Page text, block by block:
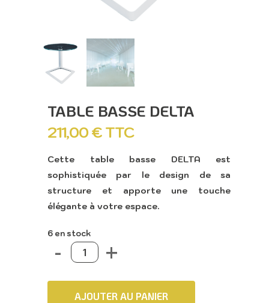
TABLE BASSE DELTA
211,00€TTC
Cette table basse DELTA est
sophistiquée par le design de sa
structure et apporte une touche
élégante à votre espace.
6 en stock
AJOUTER AU PANIER